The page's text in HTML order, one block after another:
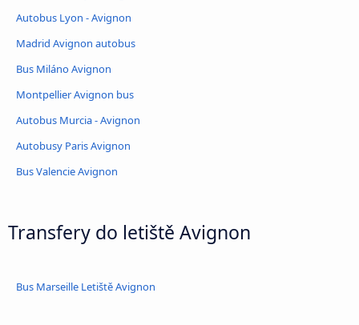
Autobus Lyon - Avignon
Madrid Avignon autobus
Bus Miláno Avignon
Montpellier Avignon bus
Autobus Murcia - Avignon
Autobusy Paris Avignon
Bus Valencie Avignon
Transfery do letiště Avignon
Bus Marseille Letiště Avignon